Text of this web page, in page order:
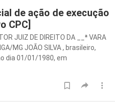
de ação de execução
CPC]
JUIZ DE DIREITO DA __ª VARA
MG JOÃO SILVA , brasileiro,
dia 01/01/1980, em